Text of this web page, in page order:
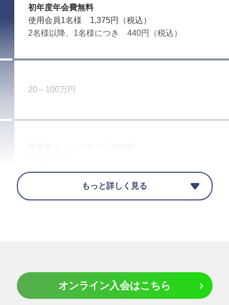
初年度年会費無料
使用会員1名様 1,375円（税込）
2名様以降、1名様につき 440円（税込）
20～100万円
もっと詳しく見る
オンライン入会はこちら